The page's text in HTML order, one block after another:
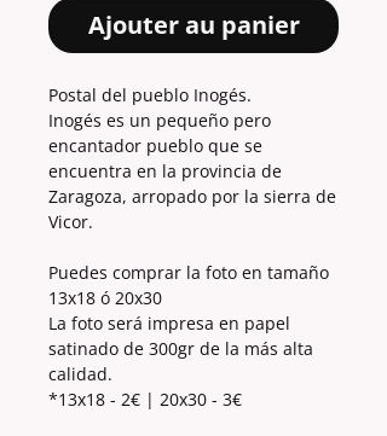
Ajouter au panier
Postal del pueblo Inogés.
Inogés es un pequeño pero
encantador pueblo que se
encuentra en la provincia de
Zaragoza, arropado por la sierra de
Vicor.
Puedes comprar la foto en tamaño
13x18 ó 20x30
La foto será impresa en papel
satinado de 300gr de la más alta
calidad.
*13x18 - 2€ | 20x30 - 3€